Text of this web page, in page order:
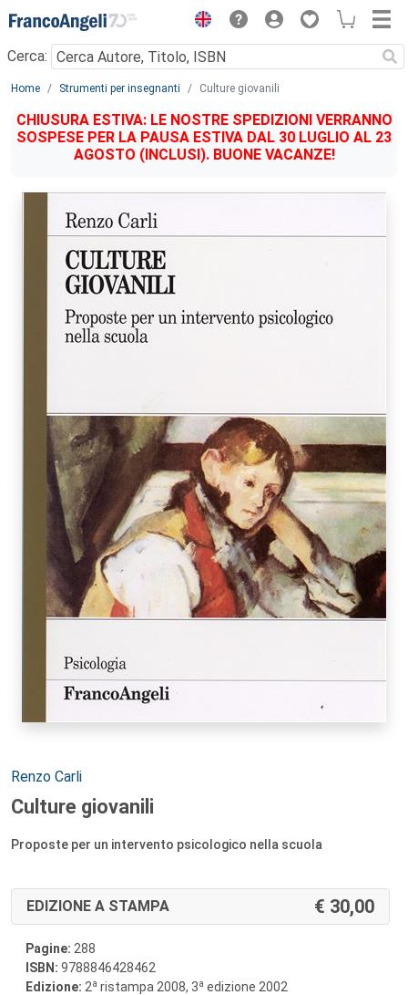
Menu
Cerca:
Main content
Home Strumenti per insegnanti Culture giovanili
CHIUSURA ESTIVA: LE NOSTRE SPEDIZIONI VERRANNO
SOSPESE PER LA PAUSA ESTIVA DAL 30 LUGLIO AL 23
AGOSTO (INCLUSI). BUONE VACANZE!
Autori:
Renzo Carli
Culture giovanili
Proposte per un intervento psicologico nella scuola
EDIZIONE A STAMPA 30,00
Pagine: 288
ISBN: 9788846428462
Edizione: 2a ristampa 2008, 3a edizione 2002